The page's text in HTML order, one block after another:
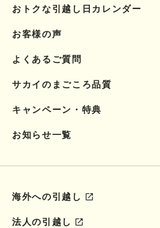
おトクな引越し日カレンダー
お客様の声
よくあるご質問
サカイのまごころ品質
キャンペーン・特典
お知らせ一覧
海外への引越し
法人の引越し